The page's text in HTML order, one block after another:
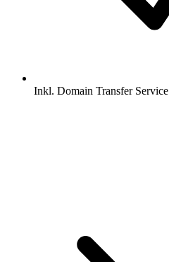
Inkl. Domain Transfer Service